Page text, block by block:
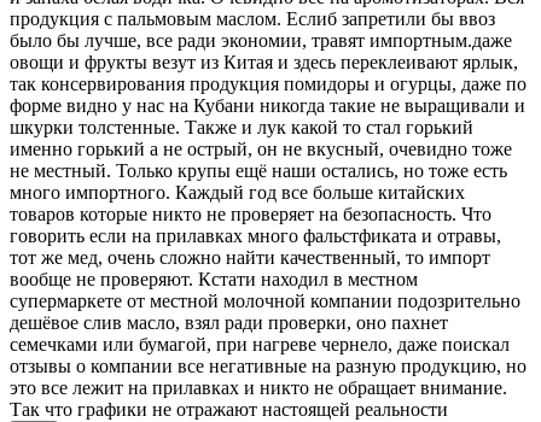
продукция с пальмовым маслом. Еслиб запретили бы ввоз
было бы лучше, все ради экономии, травят импортным.даже
овощи и фрукты везут из Китая и здесь переклеивают ярлык,
так консервирования продукция помидоры и огурцы, даже по
форме видно у нас на Кубани никогда такие не выращивали и
шкурки толстенные. Также и лук какой то стал горький
именно горький а не острый, он не вкусный, очевидно тоже
не местный. Только крупы ещё наши остались, но тоже есть
много импортного. Каждый год все больше китайских
товаров которые никто не проверяет на безопасность. Что
говорить если на прилавках много фальстфиката и отравы,
тот же мед, очень сложно найти качественный, то импорт
вообще не проверяют. Кстати находил в местном
супермаркете от местной молочной компании подозрительно
дешёвое слив масло, взял ради проверки, оно пахнет
семечками или бумагой, при нагреве чернело, даже поискал
отзывы о компании все негативные на разную продукцию, но
это все лежит на прилавках и никто не обращает внимание.
Так что графики не отражают настоящей реальности